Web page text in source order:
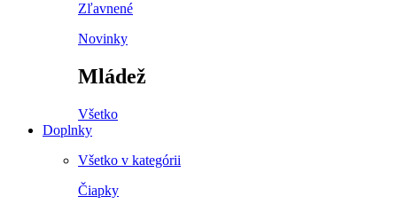
Zľavnené
Novinky
Mládež
Všetko
Doplnky
Všetko v kategórii
Čiapky